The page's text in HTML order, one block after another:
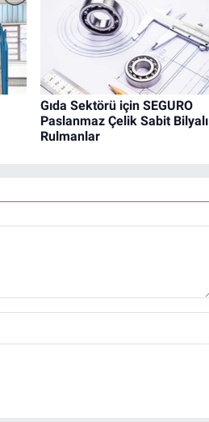
Gıda Sektörü için SEGURO
Paslanmaz Çelik Sabit Bilyalı
Rulmanlar